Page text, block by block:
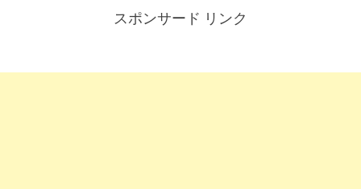
スポンサード リンク